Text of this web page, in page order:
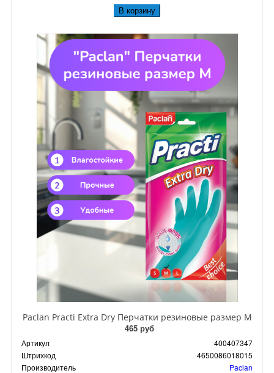
В корзину
Paclan Practi Extra Dry Перчатки резиновые размер M
465 руб
Артикул
400407347
Штрихкод
4650086018015
Производитель
Paclan